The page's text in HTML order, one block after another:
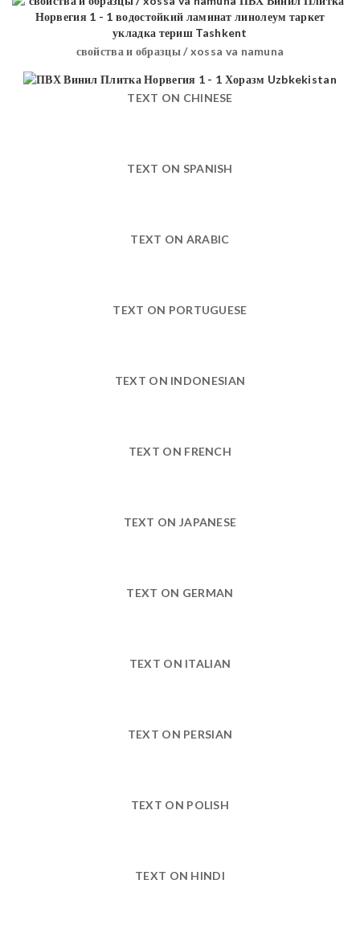
свойства и образцы / xossa va namuna
TEXT ON CHINESE
TEXT ON SPANISH
TEXT ON ARABIC
TEXT ON PORTUGUESE
TEXT ON INDONESIAN
TEXT ON FRENCH
TEXT ON JAPANESE
TEXT ON GERMAN
TEXT ON ITALIAN
TEXT ON PERSIAN
TEXT ON POLISH
TEXT ON HINDI